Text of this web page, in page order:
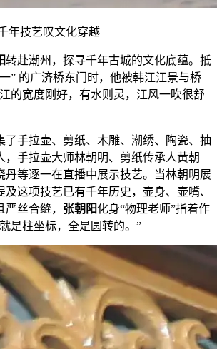
年技艺叹文化穿越
转赴潮州，探寻千年古城的文化底蕴。抵
” 的广济桥东门时，他被韩江江景与桥
的宽度刚好，有水则灵，江风一吹很舒
了手拉壶、剪纸、木雕、潮绣、陶瓷、抽
，手拉壶大师林朝明、剪纸传承人黄朝
丹等逐一在直播中展示技艺。当林朝明展
这项技艺已有千年历史，壶身、壶嘴、
丝合缝， 张朝阳化身“物理老师”指着作
是柱坐标，全是圆转的。”